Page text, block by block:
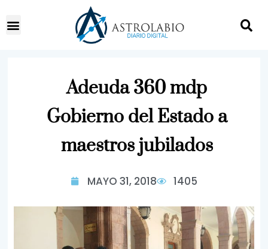
Adeuda 360 mdp
Gobierno del Estado a
maestros jubilados
MAYO 31, 2018 1405